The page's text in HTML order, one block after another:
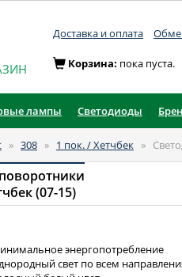
Доставка и оплата
Корзина: пока пуста.
лампы Светодиоды
» 308 » 1 пок. / Хетчбек »
(07-15)
энергопотребление
свет по всем